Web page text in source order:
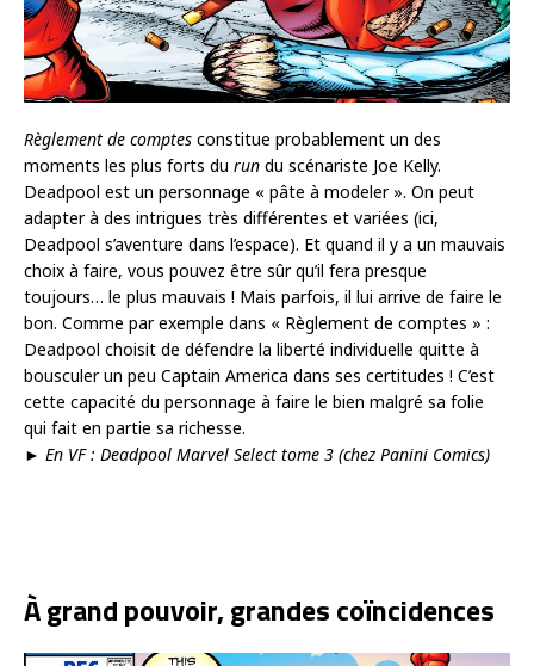
Règlement de comptes constitue probablement un des
moments les plus forts du run du scénariste Joe Kelly.
Deadpool est un personnage « pâte à modeler ». On peut
adapter à des intrigues très différentes et variées (ici,
Deadpool s’aventure dans l’espace). Et quand il y a un mauvais
choix à faire, vous pouvez être sûr qu’il fera presque
toujours… le plus mauvais ! Mais parfois, il lui arrive de faire le
bon. Comme par exemple dans « Règlement de comptes » :
Deadpool choisit de défendre la liberté individuelle quitte à
bousculer un peu Captain America dans ses certitudes ! C’est
cette capacité du personnage à faire le bien malgré sa folie
qui fait en partie sa richesse.
► En VF : Deadpool Marvel Select tome 3 (chez Panini Comics)
À grand pouvoir, grandes coïncidences